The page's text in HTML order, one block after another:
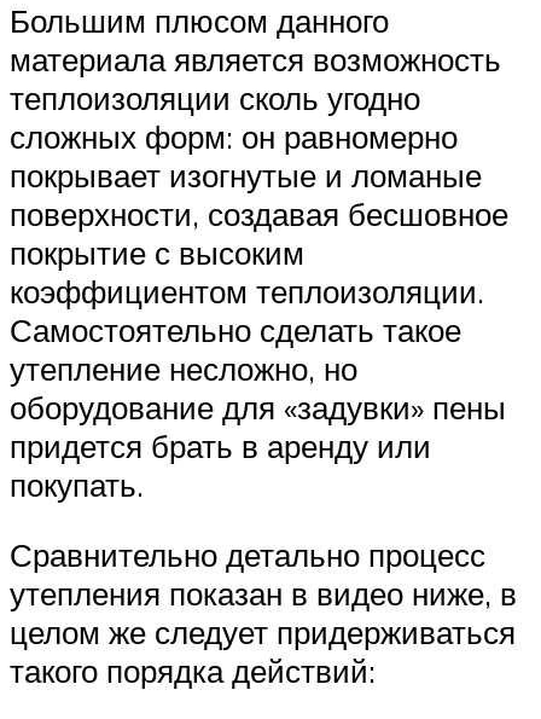
Большим плюсом данного
материала является возможность
теплоизоляции сколь угодно
сложных форм: он равномерно
покрывает изогнутые и ломаные
поверхности, создавая бесшовное
покрытие с высоким
коэффициентом теплоизоляции.
Самостоятельно сделать такое
утепление несложно, но
оборудование для «задувки» пены
придется брать в аренду или
покупать.
Сравнительно детально процесс
утепления показан в видео ниже, в
целом же следует придерживаться
такого порядка действий: